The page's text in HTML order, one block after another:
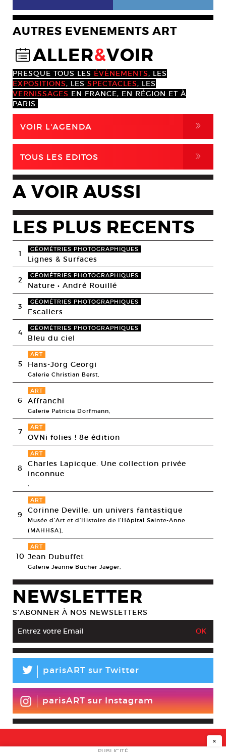
AUTRES EVENEMENTS ART
@ALLER&VOIR
PRESQUE TOUS LES ÉVÈNEMENTS, LES
EXPOSITIONS, LES SPECTACLES, LES
VERNISSAGES EN FRANCE, EN RÉGION ET À
PARIS.
VOIR L'AGENDA ,
TOUS LES EDITOS ,
A VOIR AUSSI
LES PLUS RECENTS
1 GÉOMÉTRIES PHOTOGRAPHIQUES
Lignes & Surfaces
2 GÉOMÉTRIES PHOTOGRAPHIQUES
Nature • André Rouillé
3 GÉOMÉTRIES PHOTOGRAPHIQUES
Escaliers
4 GÉOMÉTRIES PHOTOGRAPHIQUES
Bleu du ciel
5
ART
Hans-Jörg Georgi
Galerie Christian Berst,
6
ART
Affranchi
Galerie Patricia Dorfmann,
7 ART
OVNi folies ! 8e édition
8
ART
Charles Lapicque. Une collection privée
inconnue
,
9
ART
Corinne Deville, un univers fantastique
Musée d’Art et d’Histoire de l’Hôpital Sainte-Anne
(MAHHSA),
10
ART
Jean Dubuffet
Galerie Jeanne Bucher Jaeger,
NEWSLETTER
S’ABONNER À NOS NEWSLETTERS
L parisART sur Twitter
parisART sur Instagram
×